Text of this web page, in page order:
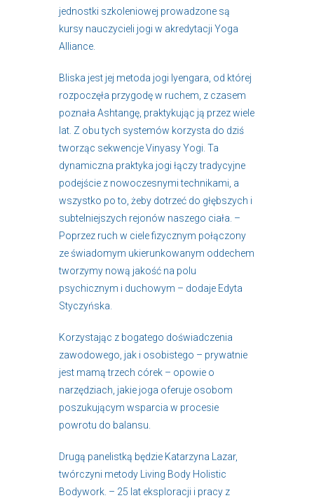
jednostki szkoleniowej prowadzone są
kursy nauczycieli jogi w akredytacji Yoga
Alliance.
Bliska jest jej metoda jogi Iyengara, od której
rozpoczęła przygodę w ruchem, z czasem
poznała Ashtangę, praktykując ją przez wiele
lat. Z obu tych systemów korzysta do dziś
tworząc sekwencje Vinyasy Yogi. Ta
dynamiczna praktyka jogi łączy tradycyjne
podejście z nowoczesnymi technikami, a
wszystko po to, żeby dotrzeć do głębszych i
subtelniejszych rejonów naszego ciała. –
Poprzez ruch w ciele fizycznym połączony
ze świadomym ukierunkowanym oddechem
tworzymy nową jakość na polu
psychicznym i duchowym – dodaje Edyta
Styczyńska.
Korzystając z bogatego doświadczenia
zawodowego, jak i osobistego – prywatnie
jest mamą trzech córek – opowie o
narzędziach, jakie joga oferuje osobom
poszukującym wsparcia w procesie
powrotu do balansu.
Drugą panelistką będzie Katarzyna Lazar,
twórczyni metody Living Body Holistic
Bodywork. – 25 lat eksploracji i pracy z